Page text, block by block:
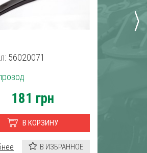
56020071
181 грн
В КОРЗИНУ
В ИЗБРАННОЕ